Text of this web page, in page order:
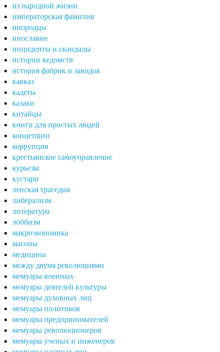
из народной жизни
императорская фамилия
инородцы
инославие
инциденты и скандалы
истории ведомств
история фабрик и заводов
кавказ
кадеты
казаки
китайцы
книги для простых людей
концепции
коррупция
крестьянское самоуправление
курьезы
кустари
ленская трагедия
либерализм
литература
лоббизм
макроэкономика
масоны
медицина
между двумя революциями
мемуары военных
мемуары деятелей культуры
мемуары духовных лиц
мемуары политиков
мемуары предпринимателей
мемуары революционеров
мемуары ученых и инженеров